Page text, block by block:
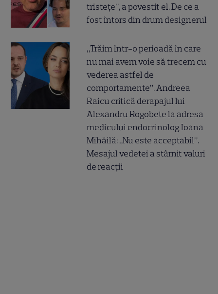
tristețe”, a povestit el. De ce a
fost întors din drum designerul
„Trăim într-o perioadă în care
nu mai avem voie să trecem cu
vederea astfel de
comportamente”. Andreea
Raicu critică derapajul lui
Alexandru Rogobete la adresa
medicului endocrinolog Ioana
Mihăilă: „Nu este acceptabil”.
Mesajul vedetei a stârnit valuri
de reacții